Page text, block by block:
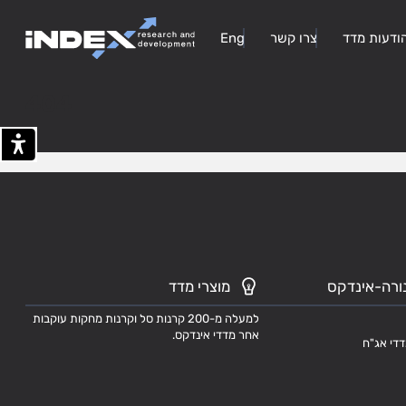
מדד צרו קשר Eng
אינדקס
אג"ח
מוצרי מדד
למעלה מ-200 קרנות סל וקרנות מחקות עוקבות
אחר מדדי אינדקס.